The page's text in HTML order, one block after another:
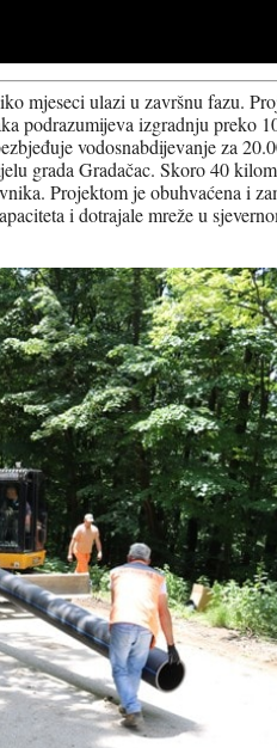
mjeseci ulazi u završnu fazu.
podrazumijeva izgradnju preko
vodosnabdijevanje za
grada Gradačac. Skoro 40
Projektom je obuhvaćena i
i dotrajale mreže u